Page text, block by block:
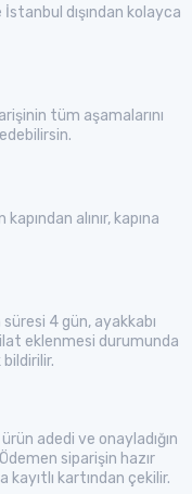
dışından kolayca
tüm aşamalarını
alınır, kapına
4 gün, ayakkabı
eklenmesi durumunda
adedi ve onayladığın
siparişin hazır
kartından çekilir.